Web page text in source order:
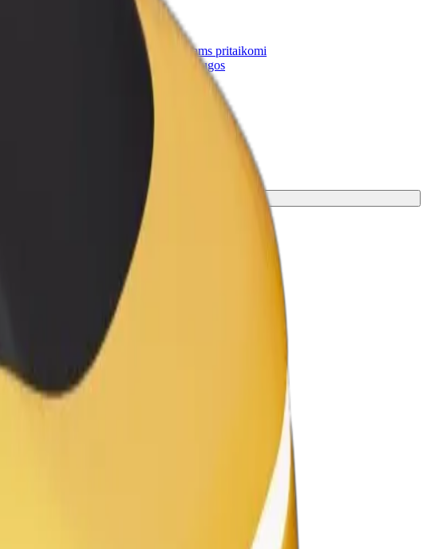
„Bolt for Business“
Atskirų įmonių poreikiams pritaikomi
„Bolt“ produktai ir paslaugos
tinkamiausias jūsų kelionei.